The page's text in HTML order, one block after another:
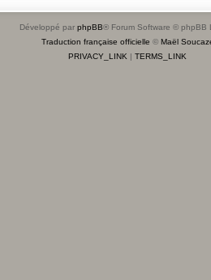
Développé par phpBB® Forum Software © phpBB
Traduction française officielle © Maël
PRIVACY_LINK | TERMS_LINK